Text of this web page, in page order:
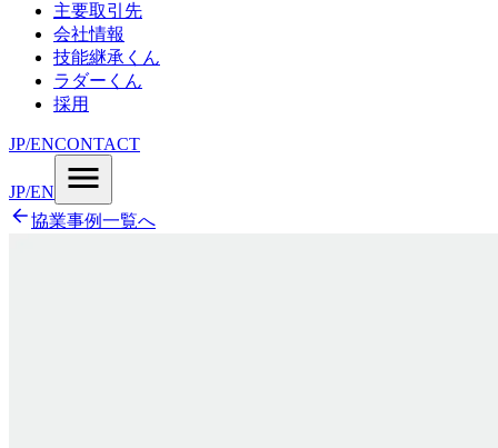
主要取引先
会社情報
技能継承くん
ラダーくん
採用
JP/ENCONTACT
JP/EN
協業事例一覧へ